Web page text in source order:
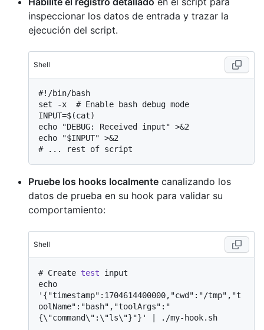
inspeccionar los datos de entrada y trazar la
ejecución del script.
Shell
#!/bin/bash
set -x  # Enable bash debug mode
INPUT=$(cat)
echo "DEBUG: Received input" >&2
#
... rest of script
Pruebe los hooks localmente canalizando los
datos de prueba en su hook para validar su
comportamiento:
Shell
# Create test input
echo
'{"timestamp":1704614400000,"cwd":"/tmp","t
oolName":"bash","toolArgs":"